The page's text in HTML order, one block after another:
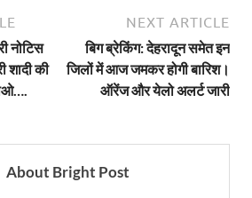
नोटिस
शादी की
NEXT ARTICLE
बिग ब्रेकिंग: देहरादून समेत इन
जिलों में आज जमकर होगी बारिश।
ऑरेंज और येलो अलर्ट जारी
About Bright Post